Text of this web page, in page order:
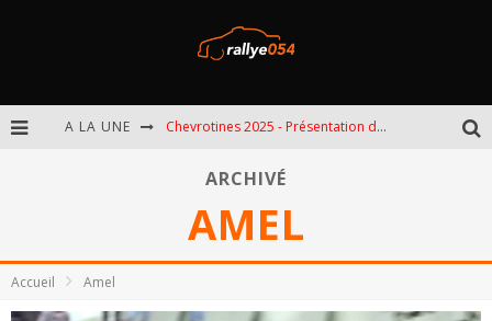
A LA UNE Chevrotines 2025 - Présentation de l'épreuve
Spa 2025 - Présentation de l'épreuve
ARCHIVÉ
AMEL
Accueil Amel